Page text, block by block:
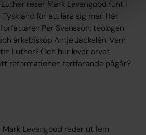
reser Mark Levengood runt i
Tyskland för att lära sig mer. Här
Per Svensson, teologen
ärkebiskop Antje Jackelén. Vem
Luther? Och hur lever arvet
reformationen fortfarande pågår?
Mark Levengood reder ut fem